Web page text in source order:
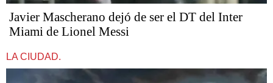
Javier Mascherano dejó de ser el DT del Inter
Miami de Lionel Messi
LA CIUDAD.